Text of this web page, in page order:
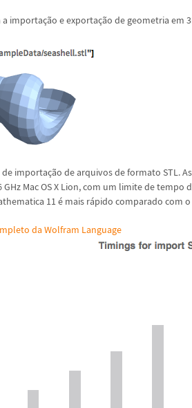
a importação e exportação de geometria em
de importação de arquivos de formato STL.
Mac OS X Lion, com um limite de tempo
11 é mais rápido comparado com
da Wolfram Language